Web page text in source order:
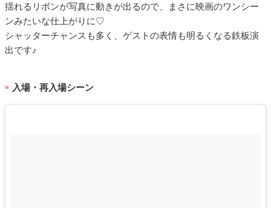
揺れるリボンが写真に動きが出るので、まさに映画のワンシー
ンみたいな仕上がりに♡
シャッターチャンスも多く、ゲストの表情も明るくなる鉄板演
出です♪
■ 入場・再入場シーン